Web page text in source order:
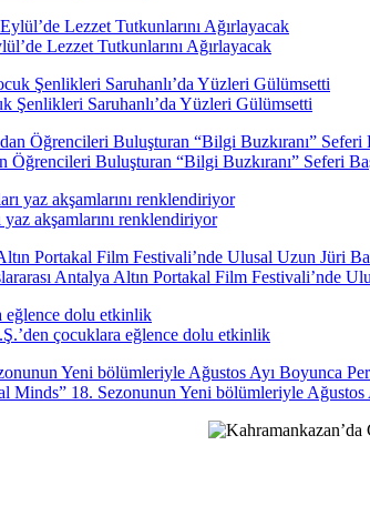
Lezzet Tutkunlarını Ağırlayacak
Şenlikleri Saruhanlı’da Yüzleri Gülümsetti
Öğrencileri Buluşturan “Bilgi Buzkıranı” Seferi
akşamlarını renklendiriyor
Antalya Altın Portakal Film Festivali’nde
çocuklara eğlence dolu etkinlik
Minds” 18. Sezonunun Yeni bölümleriyle